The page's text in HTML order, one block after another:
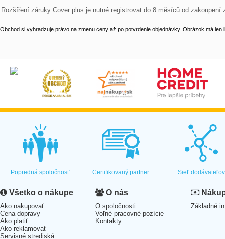
Rozšíření záruky Cover plus je nutné registrovat do 8 měsíců od zakoupení
Obchod si vyhradzuje právo na zmenu ceny až po potvrdenie objednávky. Obrázok má len
Popredná spoločnosť Certifikovaný partner Sieť dodávateľov
Všetko o nákupe
Ako nakupovať
Cena dopravy
Ako platiť
Ako reklamovať
Servisné strediská
O nás
O spoločnosti
Voľné pracovné pozície
Kontakty
Základné